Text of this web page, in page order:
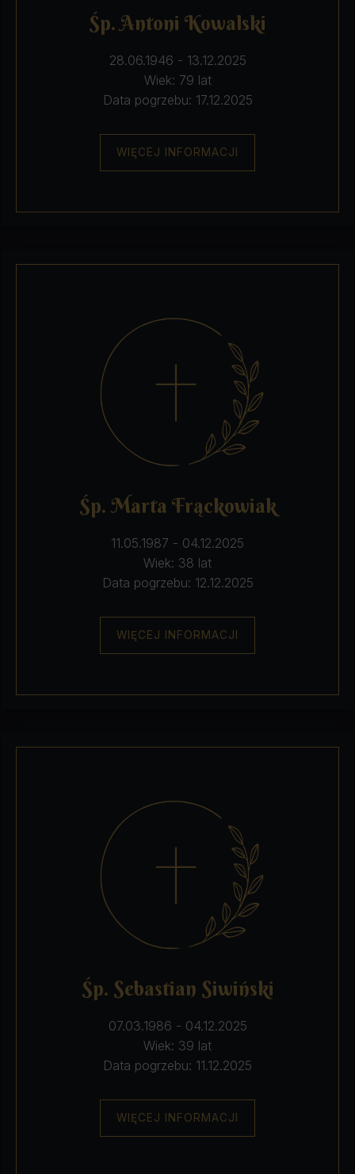
Śp. Antoni Kowalski
28.06.1946 - 13.12.2025
Wiek: 79 lat
Data pogrzebu: 17.12.2025
WIĘCEJ INFORMACJI
Śp. Marta Frąckowiak
11.05.1987 - 04.12.2025
Wiek: 38 lat
Data pogrzebu: 12.12.2025
WIĘCEJ INFORMACJI
Śp. Sebastian Siwiński
07.03.1986 - 04.12.2025
Wiek: 39 lat
Data pogrzebu: 11.12.2025
WIĘCEJ INFORMACJI